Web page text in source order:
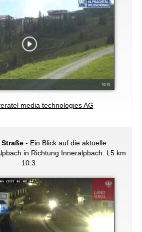
media technologies AG
- Ein Blick auf die aktuelle
in Richtung Inneralpbach. L5 km
10.3.